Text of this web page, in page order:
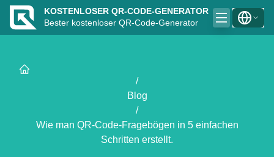
KOSTENLOSER QR-CODE-GENERATOR
Bester kostenloser QR-Code-Generator
/
Blog
/
Wie man QR-Code-Fragebögen in 5 einfachen
Schritten erstellt.